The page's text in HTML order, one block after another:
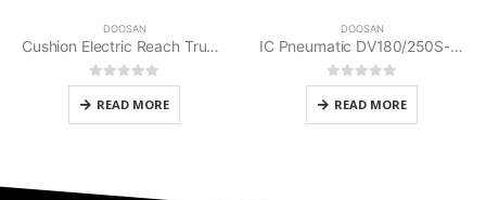
DOOSAN
IC Pneumatic DV180/250S-7 Doosan
0out of 5
READ MORE
DOOSAN
Internal Combustion GC35 Doosan
0out of 5
READ MORE